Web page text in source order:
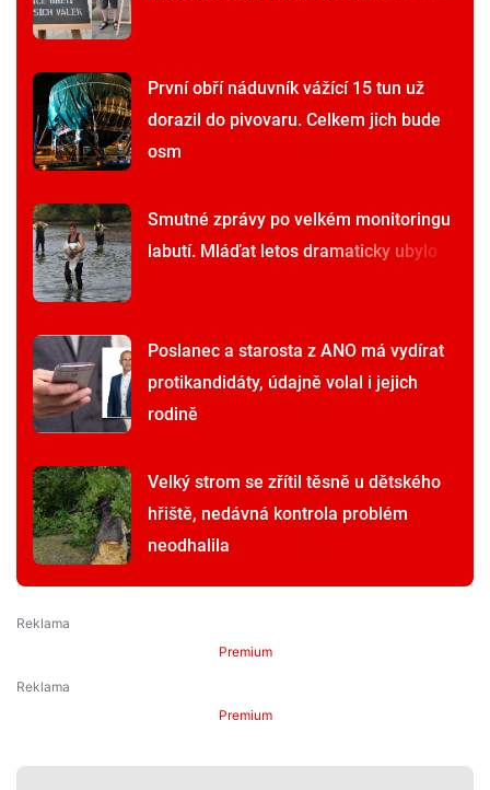
První obří náduvník vážící 15 tun už
dorazil do pivovaru. Celkem jich bude
osm
Smutné zprávy po velkém monitoringu
labutí. Mláďat letos dramaticky ubylo
Poslanec a starosta z ANO má vydírat
protikandidáty, údajně volal i jejich
rodině
Velký strom se zřítil těsně u dětského
hřiště, nedávná kontrola problém
neodhalila
Premium
Premium